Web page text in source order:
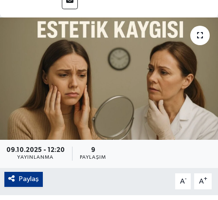
09.10.2025 - 12:20
YAYINLANMA
9
PAYLAŞIM
Paylaş A- A+